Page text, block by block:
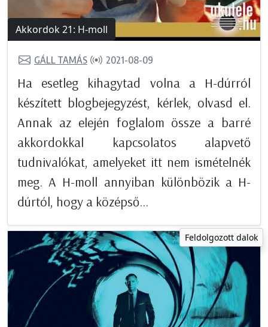
Akkordok 21: H-moll
GÁLL TAMÁS 2021-08-09
Ha esetleg kihagytad volna a H-dúrról
készített blogbejegyzést, kérlek, olvasd el.
Annak az elején foglalom össze a barré
akkordokkal kapcsolatos alapvető
tudnivalókat, amelyeket itt nem ismételnék
meg. A H-moll annyiban különbözik a H-
dúrtól, hogy a középső...
Feldolgozott dalok